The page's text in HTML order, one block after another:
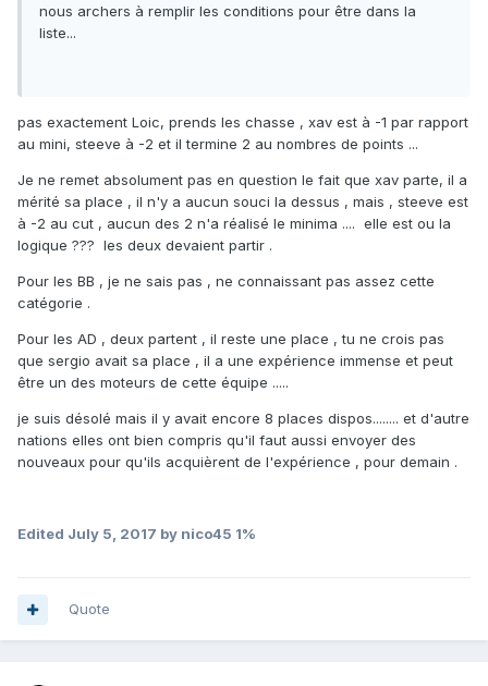
pts 375 pts 285 pts "
inclus dans le classement national individuel mais il faut
passer chaque archers en revue !! ...)
nous archers à remplir les conditions pour être dans la
liste...
pas exactement Loic, prends les chasse , xav est à -1 par rapport
au mini, steeve à -2 et il termine 2 au nombres de points ...
Je ne remet absolument pas en question le fait que xav parte, il a
mérité sa place , il n'y a aucun souci la dessus , mais , steeve est
à -2 au cut , aucun des 2 n'a réalisé le minima .... elle est ou la
logique ??? les deux devaient partir .
Pour les BB , je ne sais pas , ne connaissant pas assez cette
catégorie .
Pour les AD , deux partent , il reste une place , tu ne crois pas
que sergio avait sa place , il a une expérience immense et peut
être un des moteurs de cette équipe .....
je suis désolé mais il y avait encore 8 places dispos........ et d'autre
nations elles ont bien compris qu'il faut aussi envoyer des
nouveaux pour qu'ils acquièrent de l'expérience , pour demain .
Edited July 5, 2017 by nico45 1%
Quote